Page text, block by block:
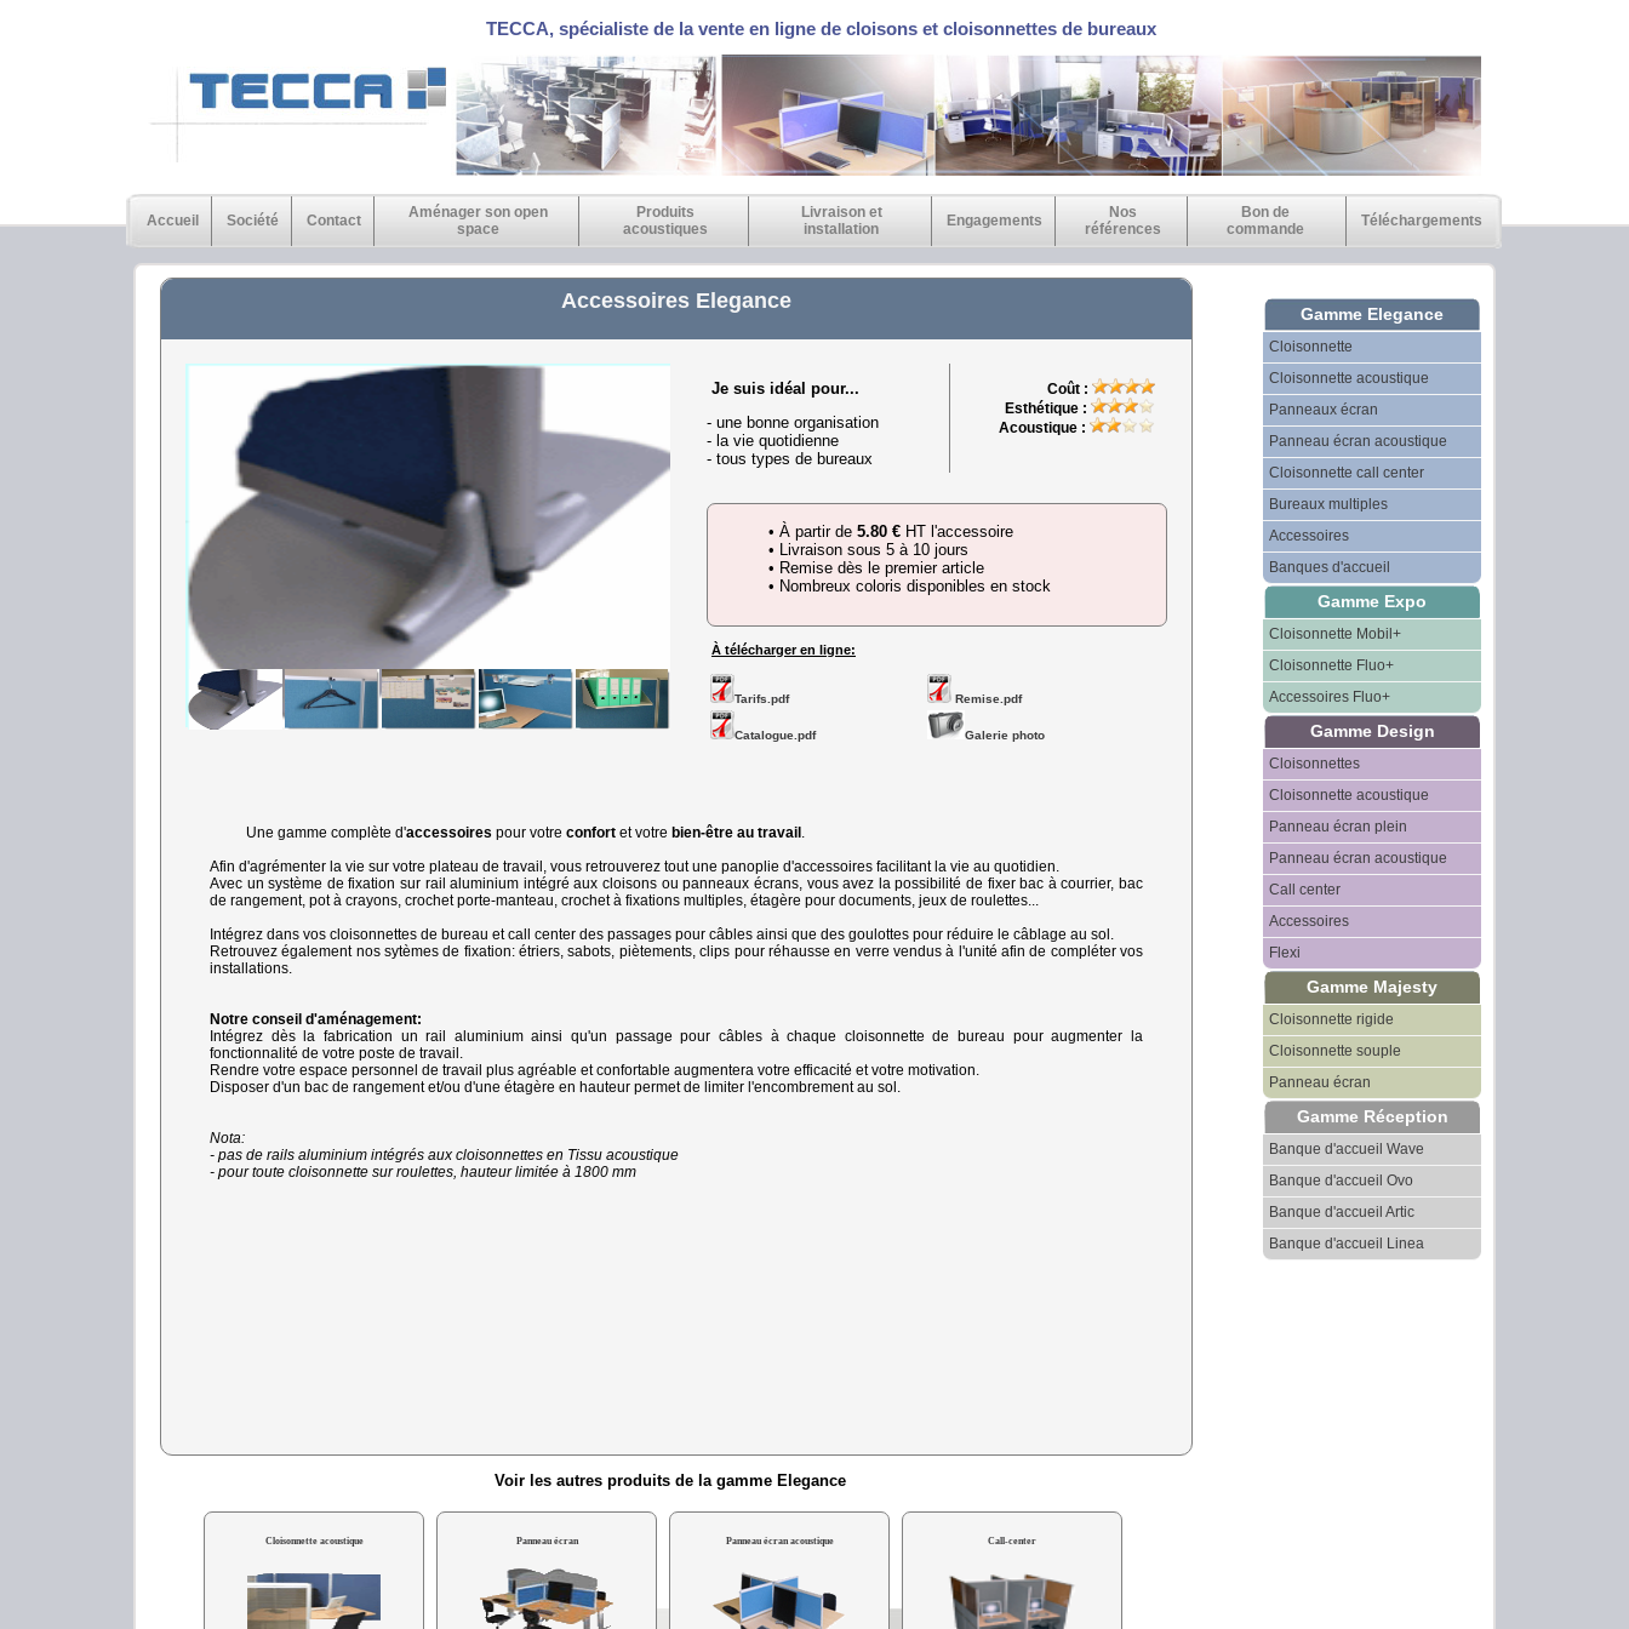
TECCA, spécialiste de la vente en ligne de cloisons et cloisonnettes de bureaux
Accueil Société Contact
Aménager son open
space
Produits
acoustiques
Livraison et
installation
Engagements
Nos
références
Bon de
commande
Téléchargements
Gamme Elegance
Cloisonnette
Cloisonnette acoustique
Panneaux écran
Panneau écran acoustique
Cloisonnette call center
Bureaux multiples
Accessoires
Banques d'accueil
Gamme Expo
Cloisonnette Mobil+
Cloisonnette Fluo+
Accessoires Fluo+
Gamme Design
Cloisonnettes
Cloisonnette acoustique
Panneau écran plein
Panneau écran acoustique
Call center
Accessoires
Flexi
Gamme Majesty
Cloisonnette rigide
Cloisonnette souple
Panneau écran
Gamme Réception
Banque d'accueil Wave
Banque d'accueil Ovo
Banque d'accueil Artic
Banque d'accueil Linea
Accessoires Elegance
Je suis idéal pour...
- une bonne organisation
- la vie quotidienne
- tous types de bureaux
Coût :
Esthétique :
Acoustique :
• À partir de 5.80 € HT l'accessoire
• Livraison sous 5 à 10 jours
• Remise dès le premier article
• Nombreux coloris disponibles en stock
À télécharger en ligne:
Tarifs.pdf Remise.pdf
Catalogue.pdf Galerie photo
Une gamme complète d'accessoires pour votre confort et votre bien-être au travail .
Afin d'agrémenter la vie sur votre plateau de travail, vous retrouverez tout une panoplie d'accessoires facilitant la vie au quotidien.
Avec un système de fixation sur rail aluminium intégré aux cloisons ou panneaux écrans, vous avez la possibilité de fixer bac à courrier, bac
de rangement, pot à crayons, crochet porte-manteau, crochet à fixations multiples, étagère pour documents, jeux de roulettes...
Intégrez dans vos cloisonnettes de bureau et call center des passages pour câbles ainsi que des goulottes pour réduire le câblage au sol.
Retrouvez également nos sytèmes de fixation: étriers, sabots, piètements, clips pour réhausse en verre vendus à l'unité afin de compléter vos
installations.
Notre conseil d'aménagement:
Intégrez dès la fabrication un rail aluminium ainsi qu'un passage pour câbles à chaque cloisonnette de bureau pour augmenter la
fonctionnalité de votre poste de travail.
Rendre votre espace personnel de travail plus agréable et confortable augmentera votre efficacité et votre motivation.
Disposer d'un bac de rangement et/ou d'une étagère en hauteur permet de limiter l'encombrement au sol.
Nota:
- pas de rails aluminium intégrés aux cloisonnettes en Tissu acoustique
- pour toute cloisonnette sur roulettes, hauteur limitée à 1800 mm
Voir les autres produits de la gamme Elegance
Cloisonnette acoustique Panneau écran Panneau écran acoustique Call-center